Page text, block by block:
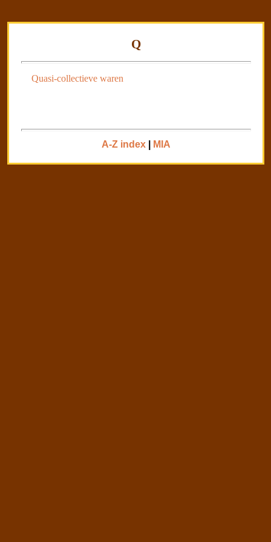
Q
Quasi-collectieve waren
A-Z index| MIA